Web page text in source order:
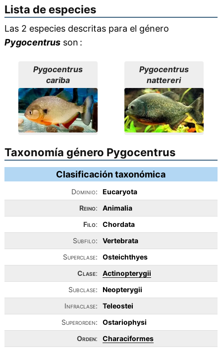
Lista de especies
Las 2 especies descritas para el género
Pygocentrusson :
Pygocentrus
cariba
Pygocentrus
nattereri
Taxonomía género Pygocentrus
Clasificación taxonómica
Dominio:
Eucaryota
Reino:
Animalia
Filo:
Chordata
Subfilo:
Vertebrata
Superclase:
Osteichthyes
Clase:
Actinopterygii
Subclase:
Neopterygii
Infraclase:
Teleostei
Superorden:
Ostariophysi
Orden: Characiformes